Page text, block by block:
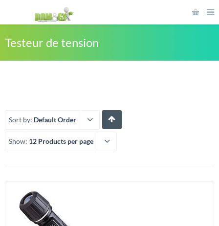
Testeur de tension
Sort by: Default Order
Show: 12 Products per page